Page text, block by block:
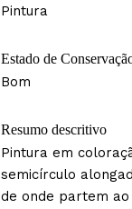
Pintura
Estado de
Bom
Resumo descritivo
Pintura em
semicírculo
de onde partem